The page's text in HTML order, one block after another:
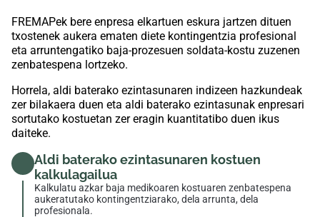
FREMAPek bere enpresa elkartuen eskura jartzen dituen
txostenek aukera ematen diete kontingentzia profesional
eta arruntengatiko baja-prozesuen soldata-kostu zuzenen
zenbatespena lortzeko.
Horrela, aldi baterako ezintasunaren indizeen hazkundeak
zer bilakaera duen eta aldi baterako ezintasunak enpresari
sortutako kostuetan zer eragin kuantitatibo duen ikus
daiteke.
Aldi baterako ezintasunaren kostuen
kalkulagailua
Kalkulatu azkar baja medikoaren kostuaren zenbatespena
aukeratutako kontingentziarako, dela arrunta, dela
profesionala.